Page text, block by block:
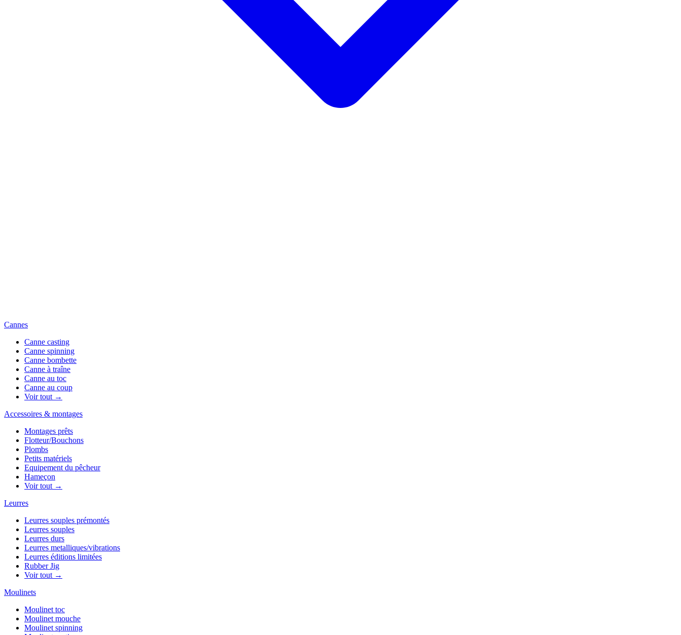
Cannes
Canne casting
Canne spinning
Canne bombette
Canne à traîne
Canne au toc
Canne au coup
Voir tout →
Accessoires & montages
Montages prêts
Flotteur/Bouchons
Plombs
Petits matériels
Equipement du pêcheur
Hameçon
Voir tout →
Leurres
Leurres souples prémontés
Leurres souples
Leurres durs
Leurres metalliques/vibrations
Leurres éditions limitées
Rubber Jig
Voir tout →
Moulinets
Moulinet toc
Moulinet mouche
Moulinet spinning